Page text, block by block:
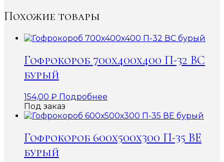
Похожие товары
Гофрокороб 700х400х400 П-32 ВС
бурый
154,00 ₽ Подробнее
Под заказ
Гофрокороб 600х500х300 П-35 ВЕ
бурый